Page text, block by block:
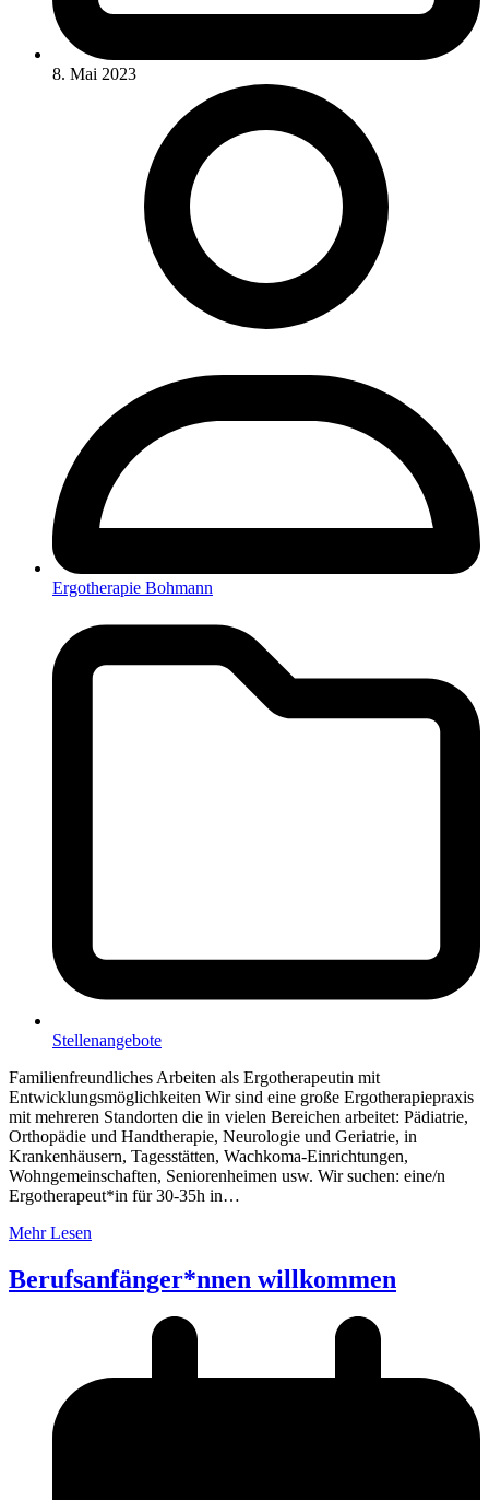
8. Mai 2023
Ergotherapie Bohmann
Stellenangebote
Familienfreundliches Arbeiten als Ergotherapeutin mit
Entwicklungsmöglichkeiten Wir sind eine große Ergotherapiepraxis
mit mehreren Standorten die in vielen Bereichen arbeitet: Pädiatrie,
Orthopädie und Handtherapie, Neurologie und Geriatrie, in
Krankenhäusern, Tagesstätten, Wachkoma-Einrichtungen,
Wohngemeinschaften, Seniorenheimen usw. Wir suchen: eine/n
Ergotherapeut*in für 30-35h in…
Mehr Lesen
Berufsanfänger*nnen willkommen